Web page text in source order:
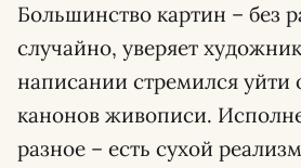
Большинство картин – без
случайно, уверяет
написании стремился уйти
канонов живописи.
разное – есть сухой